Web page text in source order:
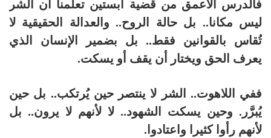
فالدرس الأعمق من قضية ابستين تعلمنا أن الشر
ليس مكانا.. بل حالة الروح.. والعدالة الحقيقية لا
تُقاس بالقوانين فقط.. بل بضمير الإنسان الذي
يعرف الحق ويختار أن يقف أو يسكت.
ففي اللاهوت.. الشر لا ينتصر حين يُرتكب.. بل حين
يُبرَّر. وحين يسكت الشهود.. لا لأنهم لا يرون.. بل
لأنهم رأوا كثيرا واعتادوا.